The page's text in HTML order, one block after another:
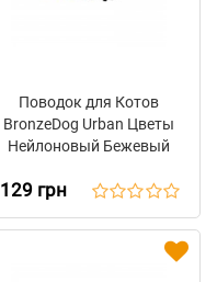
Поводок для Котов
BronzeDog Urban Цветы
Нейлоновый Бежевый
129 грн